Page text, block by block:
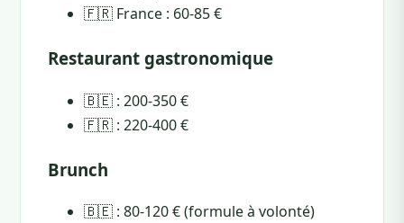
🇫🇷 France : 60-85 €
Restaurant gastronomique
🇧🇪 : 200-350 €
🇫🇷 : 220-400 €
Brunch
🇧🇪 : 80-120 € (formule à volonté)